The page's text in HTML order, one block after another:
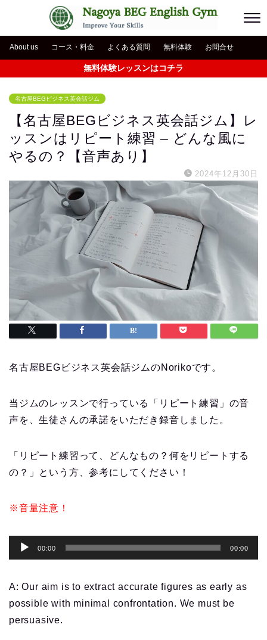
About us コース・料金 よくある質問 無料体験 お問合せ
無料体験レッスンはコチラ
名古屋BEGビジネス英会話ジム
【名古屋BEGビジネス英会話ジム】レ
ッスンはリピート練習 – どんな風に
やるの？【音声あり】
2024年12月30日
名古屋BEGビジネス英会話ジムのNorikoです。
当ジムのレッスンで行っている「リピート練習」の音
声を、生徒さんの承諾をいただき録音しました。
「リピート練習って、どんなもの？何をリピートする
の？」という方、参考にしてください！
※音量注意！
声
レ
ー
ヤ
00:00 00:00
A: Our aim is to extract accurate figures as early as
possible with minimal confrontation. We must be
persuasive.